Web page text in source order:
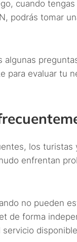
cuando
podrás tomar
algunas
para evaluar tu
los turistas
enfrentan
no pueden
de forma